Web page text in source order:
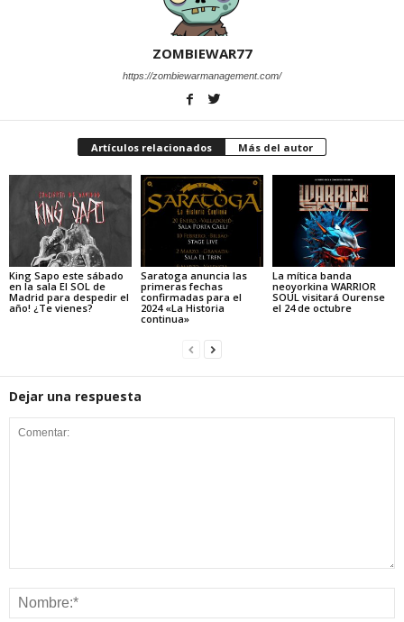
ZOMBIEWAR77
https://zombiewarmanagement.com/
Artículos relacionados Más del autor
King Sapo este sábado
en la sala El SOL de
Madrid para despedir el
año! ¿Te vienes?
Saratoga anuncia las
primeras fechas
confirmadas para el
2024 «La Historia
continua»
La mítica banda
neoyorkina WARRIOR
SOUL visitará Ourense
el 24 de octubre
Dejar una respuesta